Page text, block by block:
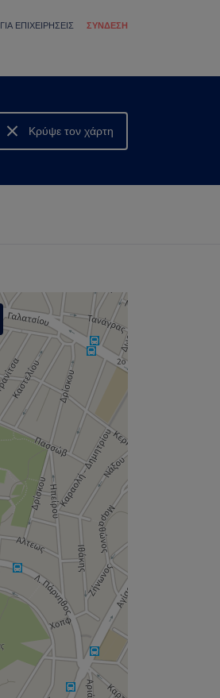
ΓΙΑ ΕΠΙΧΕΙΡΉΣΕΙΣ ΣΎΝΔΕΣΗ
Κρύψε τον χάρτη
Δες τον χάρτη